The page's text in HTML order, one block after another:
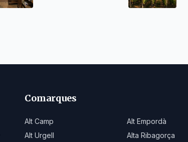
Comarques
Alt Camp Alt Empordà
Alt Urgell
Alta Ribagorça